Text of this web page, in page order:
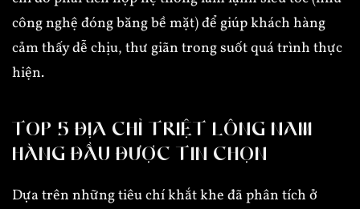
công nghệ đóng băng bề mặt) để giúp khách hàng
cảm thấy dễ chịu, thư giãn trong suốt quá trình thực
hiện.
TOP 5 ĐỊA CHỈ TRIỆT LÔNG NAM
HÀNG ĐẦU ĐƯỢC TIN CHỌN
Dựa trên những tiêu chí khắt khe đã phân tích ở